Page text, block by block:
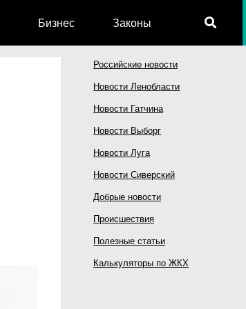
Бизнес Законы
Российские новости
Новости Ленобласти
Новости Гатчина
Новости Выборг
Новости Луга
Новости Сиверский
Добрые новости
Происшествия
Полезные статьи
Калькуляторы по ЖКХ